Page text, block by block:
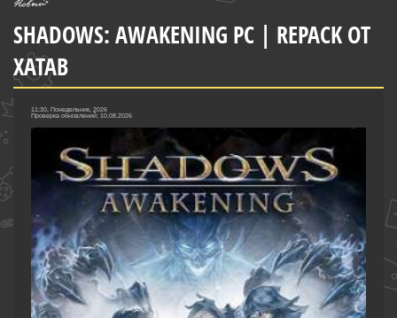
SHADOWS: AWAKENING PC | REPACK ОТ
XATAB
11:30, Понедельник, 2026
Проверка обновлений: 10.08.2026